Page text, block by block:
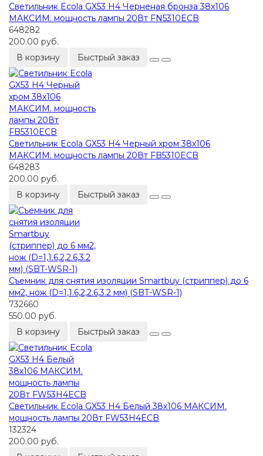
Светильник Ecola GX53 H4 Черненая бронза 38x106
МАКСИМ. мощность лампы 20Вт FN5310ECB
648282
200.00 руб.
В корзину
Быстрый заказ
Светильник Ecola GX53 H4 Черный хром 38x106
МАКСИМ. мощность лампы 20Вт FB5310ECB
648283
200.00 руб.
В корзину
Быстрый заказ
Съемник для снятия изоляции Smartbuy (стриппер) до 6
мм2, нож (D=1,1.6,2,2.6,3.2 мм) (SBT-WSR-1)
732660
550.00 руб.
В корзину
Быстрый заказ
Светильник Ecola GX53 H4 Белый 38x106 МАКСИМ.
мощность лампы 20Вт FW53H4ECB
132324
200.00 руб.